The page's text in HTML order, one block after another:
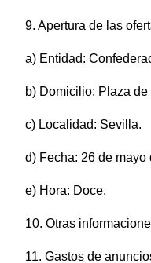
9. Apertura de las
a) Entidad:
b) Domicilio: Plaza de
c) Localidad: Sevilla.
d) Fecha: 26 de mayo
e) Hora: Doce.
10. Otras
11. Gastos de